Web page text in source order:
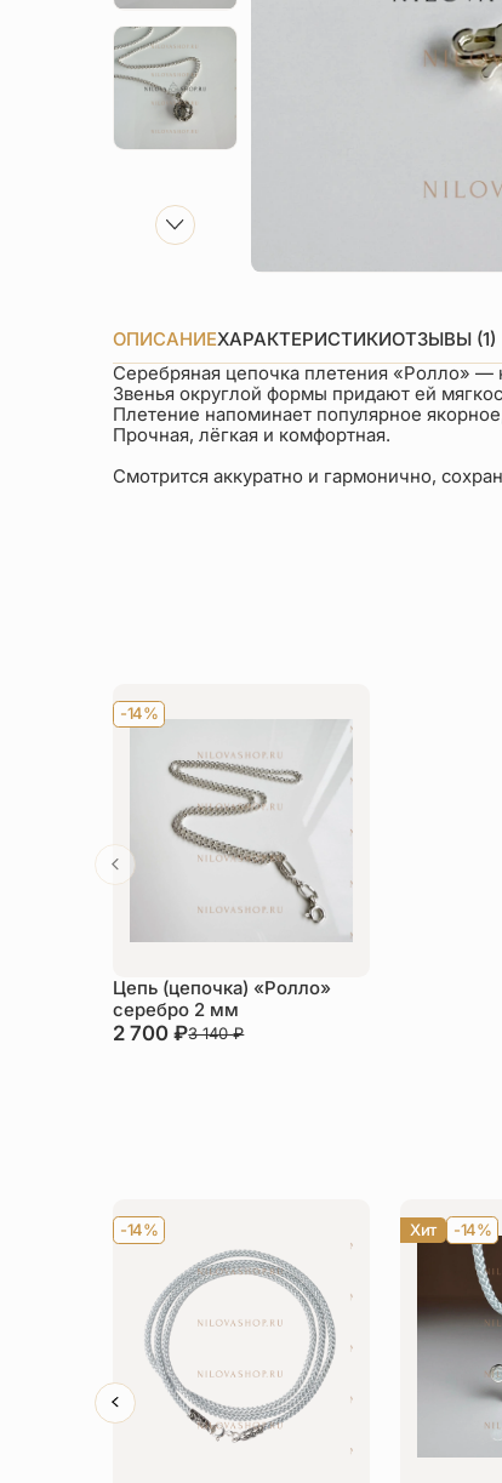
ОПИСАНИЕХАРАКТЕРИСТИКИОТЗЫВЫ (1)
Серебряная цепочка плетения «Ролло» —
Звенья округлой формы придают ей
Плетение напоминает популярное
Прочная, лёгкая и комфортная.
Смотрится аккуратно и гармонично,
-14%
Цепь (цепочка) «Ролло»
серебро 2 мм
2 700₽3 140₽
-14% Хит -14%